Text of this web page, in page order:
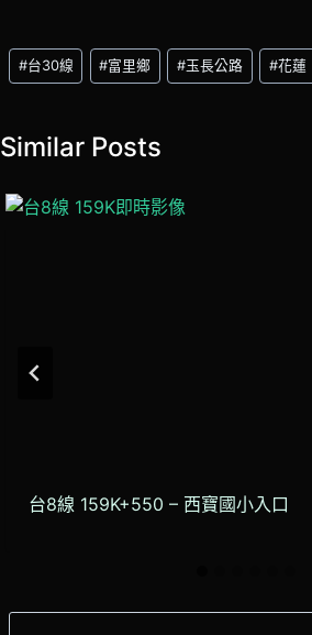
Post
Tags:
#台30線 #富里鄉 #玉長公路 #花蓮
Similar Posts
台8線 159K+550 – 西寶國小入口